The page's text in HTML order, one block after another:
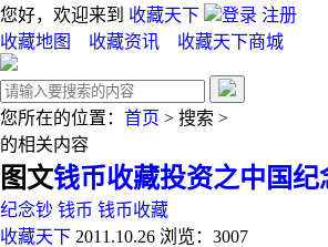
您好，欢迎来到 收藏天下 登录 注册
收藏地图
收藏资讯 收藏天下商城
您所在的位置： 首页 > 搜索 >
的相关内容
图文钱币收藏投资之中国纪
纪念钞 钱币 钱币收藏
收藏天下 2011.10.26 浏览：3007